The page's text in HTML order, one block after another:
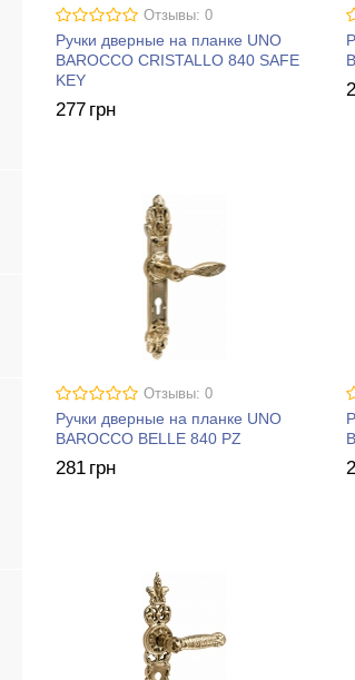
Отзывы: 0
Ручки дверные на планке UNO
BAROCCO CRISTALLO 840 SAFE
KEY
277 грн
Отзывы: 0
Ручки дверные на планке UNO
BAROCCO BELLE 840 PZ
281 грн